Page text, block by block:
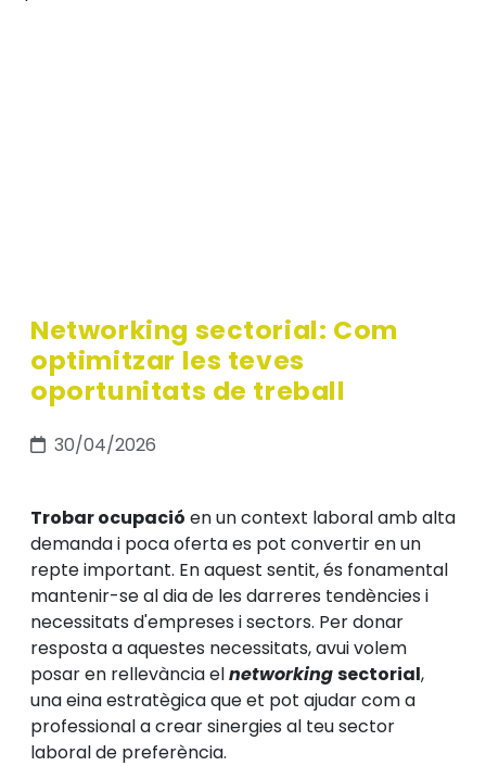
Networking sectorial: Com
optimitzar les teves
oportunitats de treball
30/04/2026
Trobar ocupació en un context laboral amb alta
demanda i poca oferta es pot convertir en un
repte important. En aquest sentit, és fonamental
mantenir-se al dia de les darreres tendències i
necessitats d'empreses i sectors. Per donar
resposta a aquestes necessitats, avui volem
posar en rellevància elnetworkingsectorial,
una eina estratègica que et pot ajudar com a
professional a crear sinergies al teu sector
laboral de preferència.